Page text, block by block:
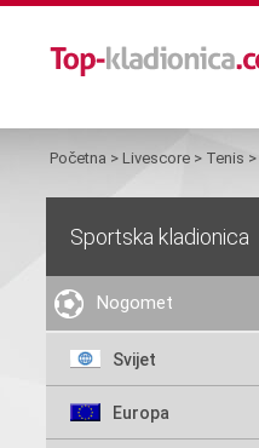
Početna > Livescore > Tenis >
Sportska kladionica
Nogomet
Svijet
Europa